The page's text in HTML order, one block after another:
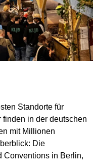
Standorte für
finden in der deutschen
mit Millionen
Die
Conventions in Berlin,